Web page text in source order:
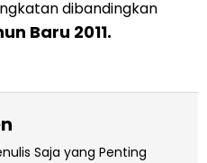
dibandingkan
Baru 2011.
Saja yang Penting